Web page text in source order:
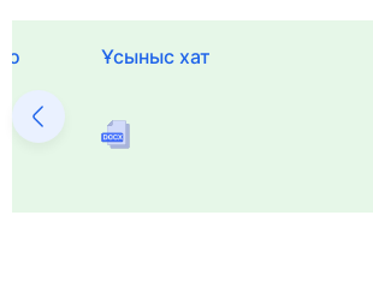
Ұсыныс хат